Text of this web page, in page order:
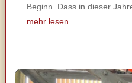
Beginn. Dass in dieser
mehr lesen